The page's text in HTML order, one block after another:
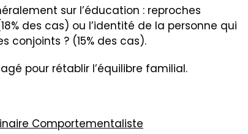
sur l’éducation : reproches
des cas) ou l’identité de la personne qui
conjoints ? (15% des cas).
pour rétablir l’équilibre familial.
Comportementaliste